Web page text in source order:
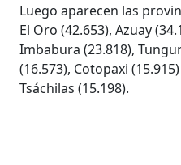
Luego aparecen las
El Oro (42.653), Azuay
Imbabura (23.818),
(16.573), Cotopaxi
Tsáchilas (15.198).